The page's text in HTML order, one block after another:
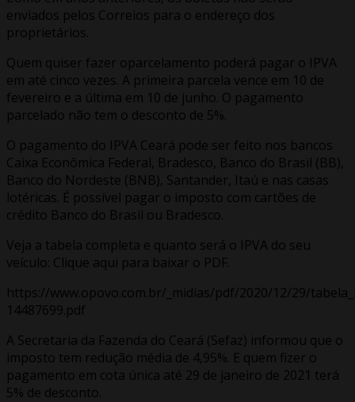
enviados pelos Correios para o endereço dos
proprietários.
Quem quiser fazer oparcelamento poderá pagar o IPVA
em até cinco vezes. A primeira parcela vence em 10 de
fevereiro e a última em 10 de junho. O pagamento
parcelado não tem o desconto de 5%.
O pagamento do IPVA Ceará pode ser feito nos bancos
Caixa Econômica Federal, Bradesco, Banco do Brasil (BB),
Banco do Nordeste (BNB), Santander, Itaú e nas casas
lotéricas. É possível pagar o imposto com cartões de
crédito Banco do Brasil ou Bradesco.
Veja a tabela completa e quanto será o IPVA do seu
veículo: Clique aqui para baixar o PDF.
https://www.opovo.com.br/_midias/pdf/2020/12/29/
14487699.pdf
A Secretaria da Fazenda do Ceará (Sefaz) informou que o
imposto tem redução média de 4,95%. E quem fizer o
pagamento em cota única até 29 de janeiro de 2021 terá
5% de desconto.